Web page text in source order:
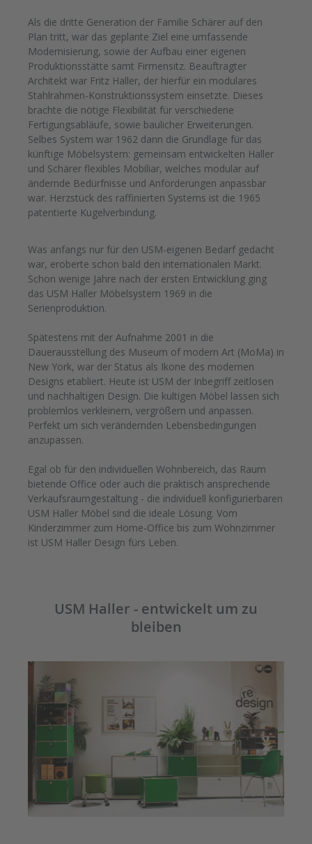
Als die dritte Generation der Familie Schärer auf den
Plan tritt, war das geplante Ziel eine umfassende
Modernisierung, sowie der Aufbau einer eigenen
Produktionsstätte samt Firmensitz. Beauftragter
Architekt war Fritz Haller, der hierfür ein modulares
Stahlrahmen-Konstruktionssystem einsetzte. Dieses
brachte die nötige Flexibilität für verschiedene
Fertigungsabläufe, sowie baulicher Erweiterungen.
Selbes System war 1962 dann die Grundlage für das
künftige Möbelsystem: gemeinsam entwickelten Haller
und Schärer flexibles Mobiliar, welches modular auf
ändernde Bedürfnisse und Anforderungen anpassbar
war. Herzstück des raffinierten Systems ist die 1965
patentierte Kugelverbindung.
Was anfangs nur für den USM-eigenen Bedarf gedacht
war, eroberte schon bald den internationalen Markt.
Schon wenige Jahre nach der ersten Entwicklung ging
das USM Haller Möbelsystem 1969 in die
Serienproduktion.
Spätestens mit der Aufnahme 2001 in die
Dauerausstellung des Museum of modern Art (MoMa) in
New York, war der Status als Ikone des modernen
Designs etabliert. Heute ist USM der Inbegriff zeitlosen
und nachhaltigen Design. Die kultigen Möbel lassen sich
problemlos verkleinern, vergrößern und anpassen.
Perfekt um sich verändernden Lebensbedingungen
anzupassen.
Egal ob für den individuellen Wohnbereich, das Raum
bietende Office oder auch die praktisch ansprechende
Verkaufsraumgestaltung - die individuell konfigurierbaren
USM Haller Möbel sind die ideale Lösung. Vom
Kinderzimmer zum Home-Office bis zum Wohnzimmer
ist USM Haller Design fürs Leben.
USM Haller - entwickelt um zu
bleiben